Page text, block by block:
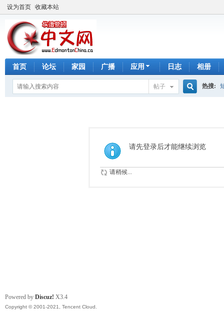
设为首页 收藏本站
首页 论坛 家园 广播 应用 日志 相册
帖子
索
热搜:
请先登录后才能继续浏览
请稍候...
Powered by Discuz! X3.4
Copyright © 2001-2021, Tencent Cloud.